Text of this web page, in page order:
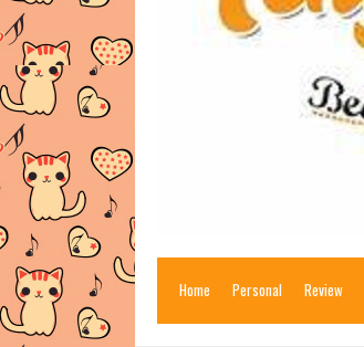
Home Personal Review